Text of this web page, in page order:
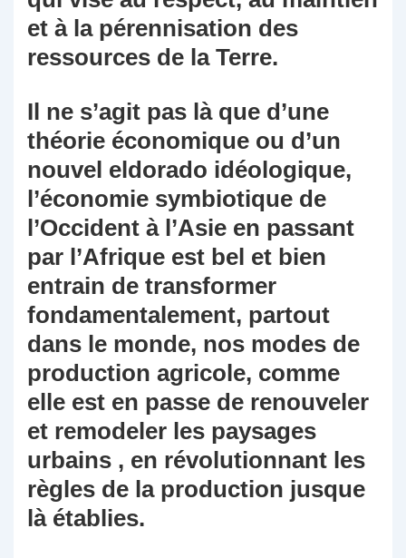
et à la pérennisation des
ressources de la Terre.
Il ne s’agit pas là que d’une
théorie économique ou d’un
nouvel eldorado idéologique,
l’économie symbiotique de
l’Occident à l’Asie en passant
par l’Afrique est bel et bien
entrain de transformer
fondamentalement, partout
dans le monde, nos modes de
production agricole, comme
elle est en passe de renouveler
et remodeler les paysages
urbains , en révolutionnant les
règles de la production jusque
là établies.